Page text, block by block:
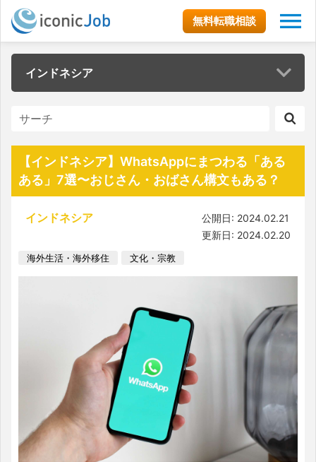
無料転職相談
インドネシア
【インドネシア】WhatsAppにまつわる「ある
ある」7選〜おじさん・おばさん構文もある？
インドネシア
公開日: 2024.02.21
更新日: 2024.02.20
海外生活・海外移住 文化・宗教